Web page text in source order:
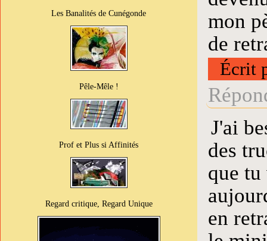
Les Banalités de Cunégonde
Pêle-Mêle !
Prof et Plus si Affinités
Regard critique, Regard Unique
mon
de
Écrit
J'ai
des
que
en